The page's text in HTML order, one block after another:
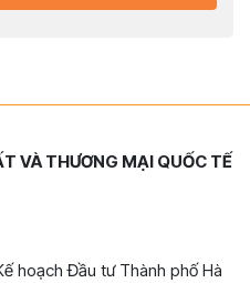
VÀ THƯƠNG MẠI QUỐC TẾ
hoạch Đầu tư Thành phố Hà